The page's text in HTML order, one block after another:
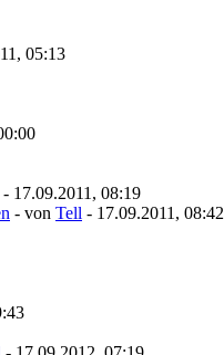
05:13
- 17.09.2011, 08:19
- von Tell - 17.09.2011, 08:42